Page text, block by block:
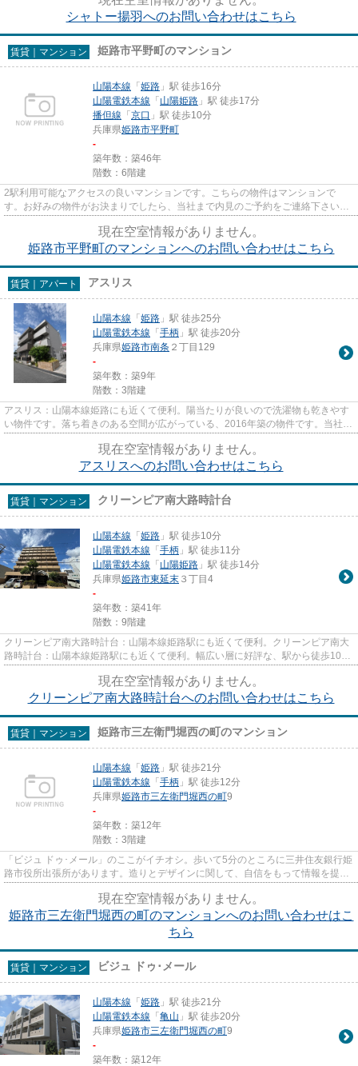
シャトー揚羽へのお問い合わせはこちら
賃貸｜マンション 姫路市平野町のマンション
山陽本線 「姫路 」駅 徒歩16分
山陽電鉄本線 「山陽姫路 」駅 徒歩17分
播但線 「京口 」駅 徒歩10分
兵庫県姫路市平野町
-
築年数：築46年
階数：6階建
2駅利用可能なアクセスの良いマンションです。こちらの物件はマンションで
す。お好みの物件がお決まりでしたら、当社まで内見のご予約をご連絡下さい。
お客様のお求めの物件を見つける...
現在空室情報がありません。
姫路市平野町のマンションへのお問い合わせはこちら
賃貸｜アパート アスリス
山陽本線 「姫路 」駅 徒歩25分
山陽電鉄本線 「手柄 」駅 徒歩20分
兵庫県姫路市南条 ２丁目129
-
築年数：築9年
階数：3階建
アスリス：山陽本線姫路にも近くて便利。陽当たりが良いので洗濯物も乾きやす
い物件です。落ち着きのある空間が広がっている、2016年築の物件です。当社ス
タッフが地域の賃貸情報をご...
現在空室情報がありません。
アスリスへのお問い合わせはこちら
賃貸｜マンション クリーンピア南大路時計台
山陽本線 「姫路 」駅 徒歩10分
山陽電鉄本線 「手柄 」駅 徒歩11分
山陽電鉄本線 「山陽姫路 」駅 徒歩14分
兵庫県姫路市東延末 ３丁目4
-
築年数：築41年
階数：9階建
クリーンピア南大路時計台：山陽本線姫路駅にも近くて便利。クリーンピア南大
路時計台：山陽本線姫路駅にも近くて便利。幅広い層に好評な、駅から徒歩10分
に立地する物件です。移動範...
現在空室情報がありません。
クリーンピア南大路時計台へのお問い合わせはこちら
賃貸｜マンション 姫路市三左衛門堀西の町のマンション
山陽本線 「姫路 」駅 徒歩21分
山陽電鉄本線 「手柄 」駅 徒歩12分
兵庫県姫路市三左衛門堀西の町9
-
築年数：築12年
階数：3階建
「ビジュ ドゥ･メール」のここがイチオシ。歩いて5分のところに三井住友銀行姫
路市役所出張所があります。造りとデザインに関して、自信をもって情報を提供
できるマンションです。2駅...
現在空室情報がありません。
姫路市三左衛門堀西の町のマンションへのお問い合わせはこ
ちら
賃貸｜マンション ビジュ ドゥ･メール
山陽本線 「姫路 」駅 徒歩21分
山陽電鉄本線 「亀山 」駅 徒歩20分
兵庫県姫路市三左衛門堀西の町9
-
築年数：築12年